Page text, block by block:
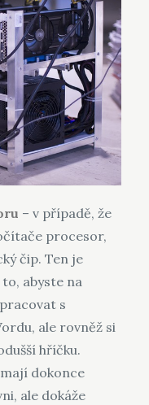
– v případě, že
procesor,
čip. Ten je
abyste na
s
ale rovněž si
hříčku.
dokonce
ale dokáže